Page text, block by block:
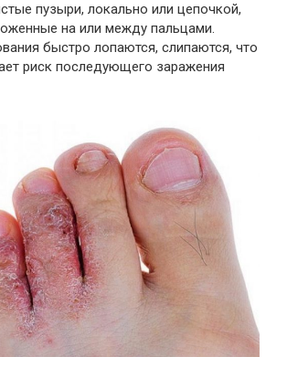
пузыри, локально или цепочкой,
на или между пальцами.
быстро лопаются, слипаются, что
риск последующего заражения